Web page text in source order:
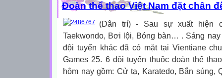
Đoàn thể thao Việt Nam đặt chân
(Dân trí) - Sau sự xuất hiện
Taekwondo, Bơi lội, Bóng bàn… . Sáng
đội tuyển khác đã có mặt tại Vientiane
Games 25. 6 đội tuyển thuộc đoàn thể
hôm nay gồm: Cử tạ, Karatedo, Bắn súng,